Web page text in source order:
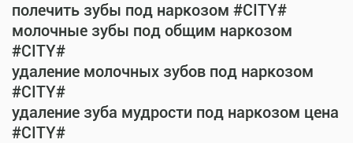
полечить зубы под наркозом #CITY#
молочные зубы под общим наркозом
#CITY#
удаление молочных зубов под наркозом
#CITY#
удаление зуба мудрости под наркозом цена
#CITY#